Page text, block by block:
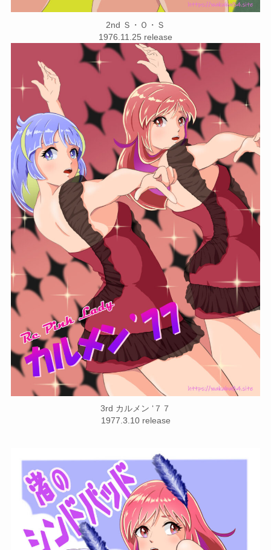
2nd Ｓ・Ｏ・Ｓ
1976.11.25 release
3rd カルメン ‘７７
1977.3.10 release